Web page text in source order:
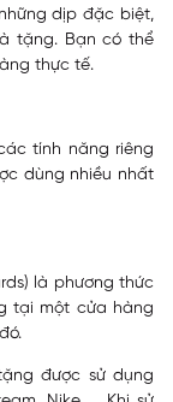
dịp đặc biệt,
tặng. Bạn có thể
thực tế.
tính năng riêng
dùng nhiều nhất
là phương thức
tại một cửa hàng
được sử dụng